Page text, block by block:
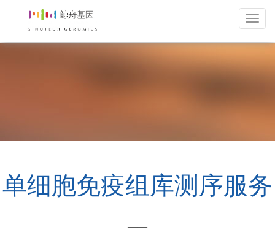
上
技
限
公
网站首页 服务/产品 单细胞测序服务
单细胞免疫组库测序服务
——